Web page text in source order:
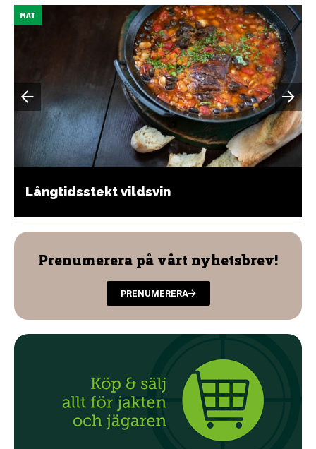
MAT
Långtidsstekt vildsvin
Prenumerera på vårt nyhetsbrev!
PRENUMERERA